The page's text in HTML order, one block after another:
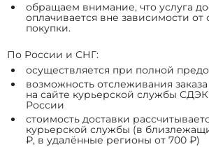
обращаем внимание, что услуга
оплачивается вне зависимости
покупки.
По России и СНГ:
осуществляется при полной
возможность отслеживания
на сайте курьерской службы
России
стоимость доставки
курьерской службы (в
₽, в удалённые регионы от 700 ₽)